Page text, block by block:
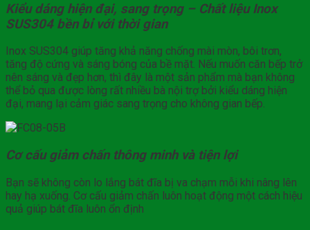
Kiểu dáng hiện đại, sang trọng – Chất liệu Inox
SUS304 bền bỉ với thời gian
Inox SUS304 giúp tăng khả năng chống mài mòn, bôi trơn,
tăng độ cứng và sáng bóng của bề mặt. Nếu muốn căn bếp trở
nên sáng và đẹp hơn, thì đây là một sản phẩm mà bạn không
thể bỏ qua được lòng rất nhiều bà nội trợ bởi kiểu dáng hiện
đại, mang lại cảm giác sang trọng cho không gian bếp.
Cơ cấu giảm chấn thông minh và tiện lợi
Bạn sẽ không còn lo lắng bát đĩa bị va chạm mỗi khi nâng lên
hay hạ xuống. Cơ cấu giảm chấn luôn hoạt động một cách hiệu
quả giúp bát đĩa luôn ổn định